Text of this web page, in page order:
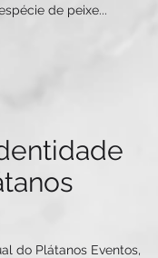
de peixe...
do Plátanos Eventos,